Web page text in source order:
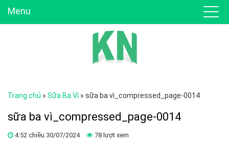
Menu
Trang chủ » Sữa Ba Vì » sữa ba vì_compressed_page-0014
sữa ba vì_compressed_page-0014
4:52 chiều 30/07/2024 78 lượt xem